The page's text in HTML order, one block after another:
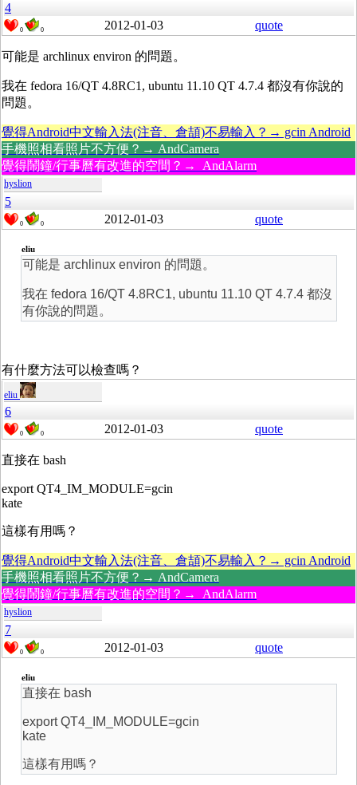
4
0 0 2012-01-03 quote
可能是 archlinux environ 的問題。
我在 fedora 16/QT 4.8RC1, ubuntu 11.10 QT 4.7.4 都沒有你說的
問題。
覺得Android中文輸入法(注音、倉頡)不易輸入？→ gcin Android
手機照相看照片不方便？→ AndCamera
覺得鬧鐘/行事曆有改進的空間？→ AndAlarm
hyslion
5
0 0 2012-01-03 quote
eliu
可能是 archlinux environ 的問題。
我在 fedora 16/QT 4.8RC1, ubuntu 11.10 QT 4.7.4 都沒
有你說的問題。
有什麼方法可以檢查嗎？
eliu
6
0 0 2012-01-03 quote
直接在 bash
export QT4_IM_MODULE=gcin
kate
這樣有用嗎？
覺得Android中文輸入法(注音、倉頡)不易輸入？→ gcin Android
手機照相看照片不方便？→ AndCamera
覺得鬧鐘/行事曆有改進的空間？→ AndAlarm
hyslion
7
0 0 2012-01-03 quote
eliu
直接在 bash
export QT4_IM_MODULE=gcin
kate
這樣有用嗎？